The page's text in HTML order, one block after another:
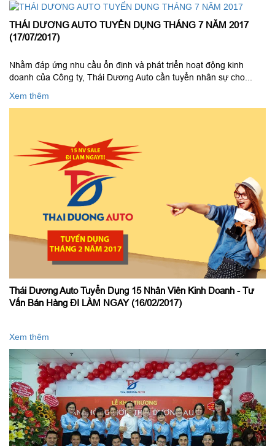
THÁI DƯƠNG AUTO TUYỂN DỤNG THÁNG 7 NĂM 2017
(17/07/2017)
Nhằm đáp ứng nhu cầu ổn định và phát triển hoạt động kinh
doanh của Công ty, Thái Dương Auto cần tuyển nhân sự cho...
Xem thêm
Thái Dương Auto Tuyển Dụng 15 Nhân Viên Kinh Doanh - Tư
Vấn Bán Hàng ĐI LÀM NGAY (16/02/2017)
Xem thêm